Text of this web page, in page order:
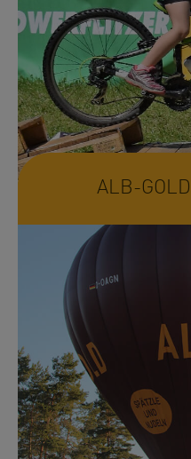
ALB-